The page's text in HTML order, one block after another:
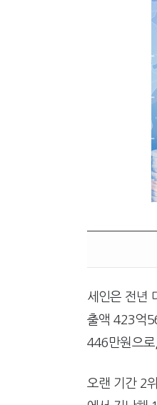
세인은 전년
출액 423억
446만원으로
오랜 기간 2